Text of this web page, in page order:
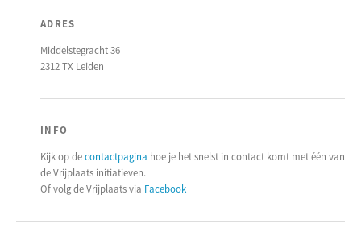
ADRES
Middelstegracht 36
2312 TX Leiden
INFO
Kijk op decontactpagina hoe je het snelst in contact komt met één van
de Vrijplaats initiatieven.
Of volg de Vrijplaats via Facebook